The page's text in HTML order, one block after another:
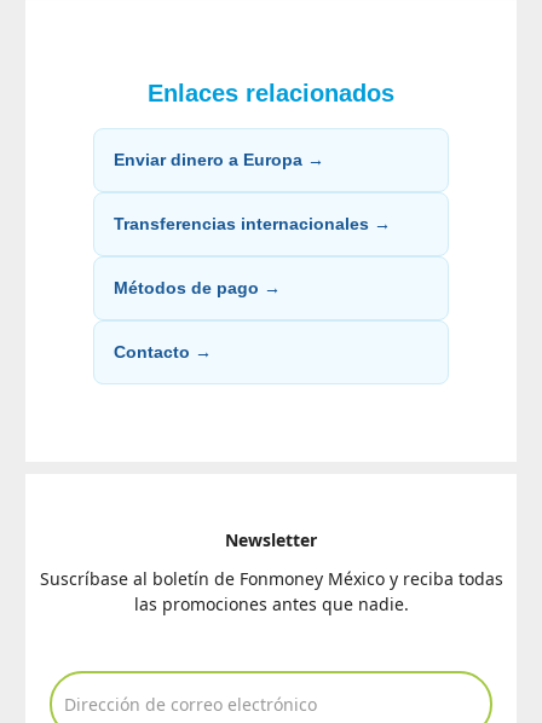
Enlaces relacionados
Enviar dinero a Europa →
Transferencias internacionales →
Métodos de pago →
Contacto →
Newsletter
Suscríbase al boletín de Fonmoney México y reciba todas
las promociones antes que nadie.